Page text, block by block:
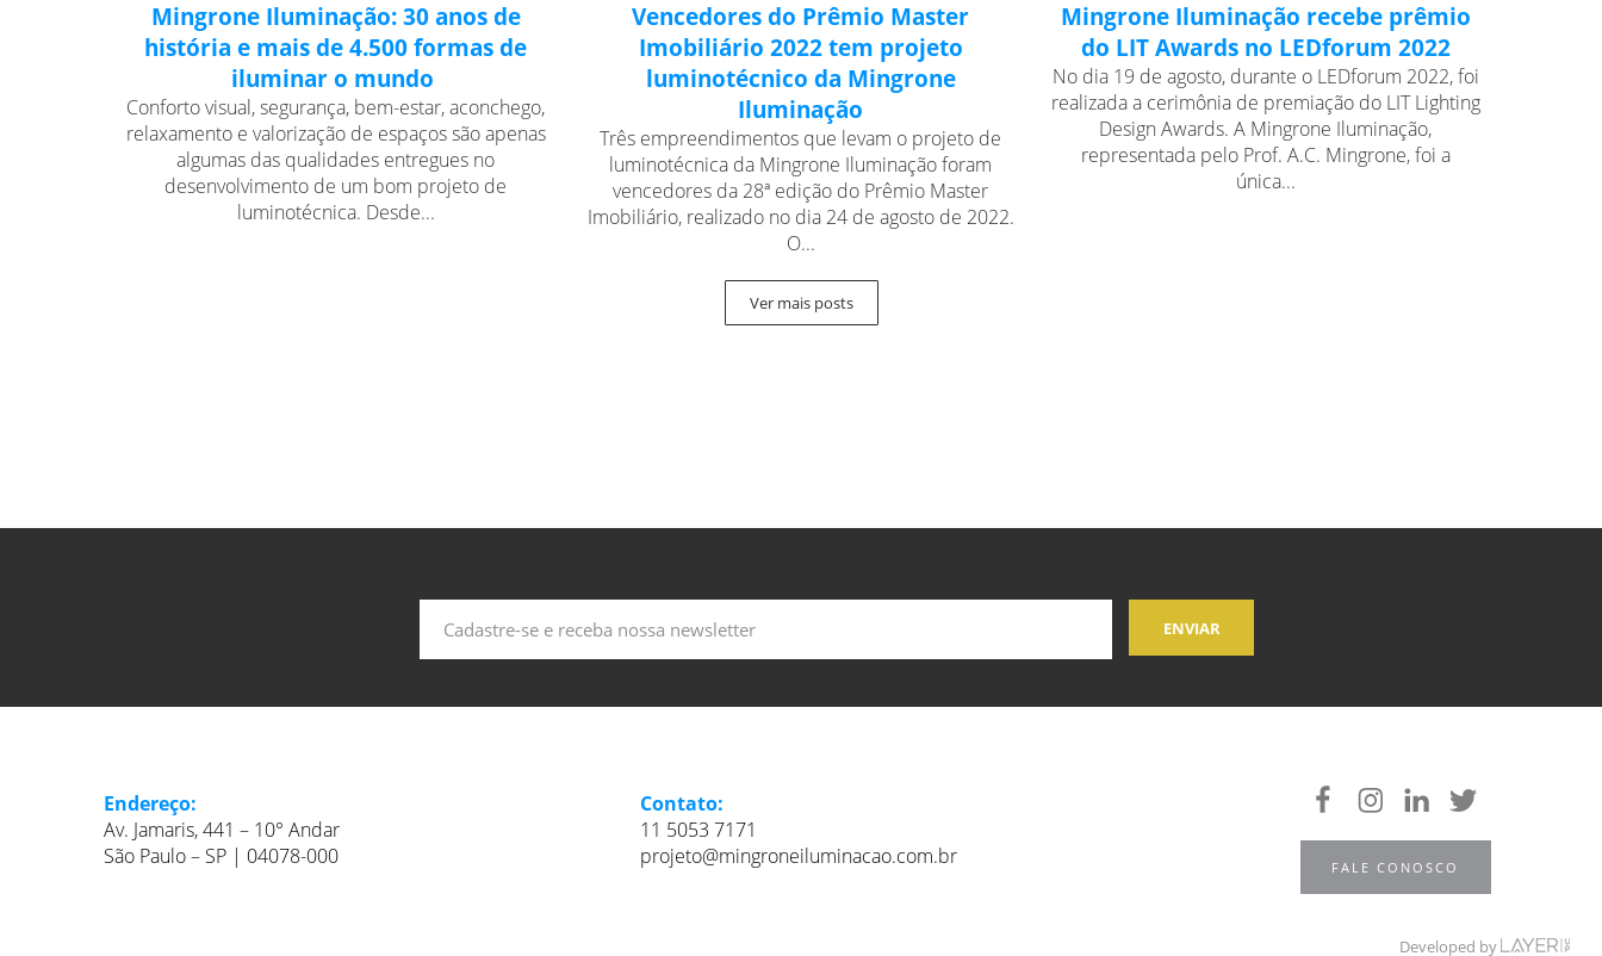
Mingrone Iluminação: 30 anos de
história e mais de 4.500 formas de
iluminar o mundo
Conforto visual, segurança, bem-estar, aconchego,
relaxamento e valorização de espaços são apenas
algumas das qualidades entregues no
desenvolvimento de um bom projeto de
luminotécnica. Desde...
Vencedores do Prêmio Master
Imobiliário 2022 tem projeto
luminotécnico da Mingrone
Iluminação
Três empreendimentos que levam o projeto de
luminotécnica da Mingrone Iluminação foram
vencedores da 28ª edição do Prêmio Master
Imobiliário, realizado no dia 24 de agosto de 2022.
O...
Mingrone Iluminação recebe prêmio
do LIT Awards no LEDforum 2022
No dia 19 de agosto, durante o LEDforum 2022, foi
realizada a cerimônia de premiação do LIT Lighting
Design Awards. A Mingrone Iluminação,
representada pelo Prof. A.C. Mingrone, foi a
única...
Ver mais posts
Endereço:
Av. Jamaris, 441 – 10° Andar
São Paulo – SP | 04078-000
Contato:
11 5053 7171
projeto@mingroneiluminacao.com.br
FALE CONOSCO
Developed by